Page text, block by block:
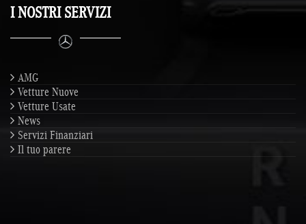
I NOSTRI SERVIZI
AMG
Vetture Nuove
Vetture Usate
News
Servizi Finanziari
Il tuo parere